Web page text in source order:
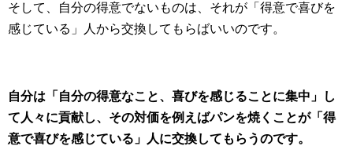
そして、自分の得意でないものは、それが「得意で喜びを
感じている」人から交換してもらばいいのです。
自分は「自分の得意なこと、喜びを感じることに集中」し
て人々に貢献し、その対価を例えばパンを焼くことが「得
意で喜びを感じている」人に交換してもらうのです。